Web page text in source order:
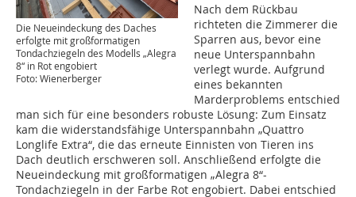
Die Neueindeckung des Daches
erfolgte mit großformatigen
Tondachziegeln des Modells „Alegra
8“ in Rot engobiert
Foto: Wienerberger
Nach dem Rückbau
richteten die Zimmerer die
Sparren aus, bevor eine
neue Unterspannbahn
verlegt wurde. Aufgrund
eines bekannten
Marderproblems entschied
man sich für eine besonders robuste Lösung: Zum Einsatz
kam die widerstandsfähige Unterspannbahn „Quattro
Longlife Extra“, die das erneute Einnisten von Tieren ins
Dach deutlich erschweren soll. Anschließend erfolgte die
Neueindeckung mit großformatigen „Alegra 8“-
Tondachziegeln in der Farbe Rot engobiert. Dabei entschied